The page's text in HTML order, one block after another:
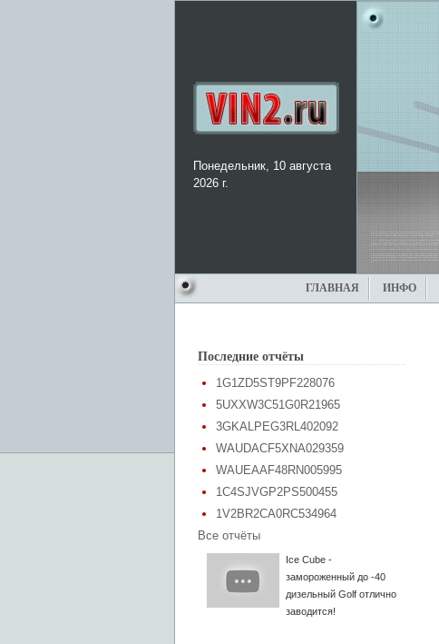
Понедельник, 10 августа
2026 г.
ГЛАВНАЯ ИНФО
Последние отчёты
1G1ZD5ST9PF228076
5UXXW3C51G0R21965
3GKALPEG3RL402092
WAUDACF5XNA029359
WAUEAAF48RN005995
1C4SJVGP2PS500455
1V2BR2CA0RC534964
Все отчёты
Ice Cube -
замороженный до -40
дизельный Golf отлично
заводится!